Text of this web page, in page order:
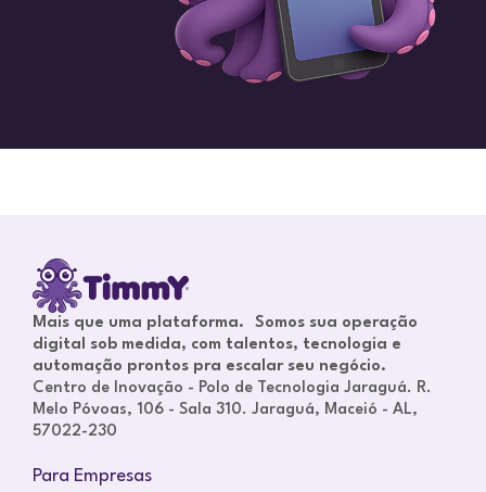
Mais que uma plataforma. Somos sua operação
digital sob medida, com talentos, tecnologia e
automação prontos pra escalar seu negócio.
Centro de Inovação - Polo de Tecnologia Jaraguá. R.
Melo Póvoas, 106 - Sala 310. Jaraguá, Maceió - AL,
57022-230
Para Empresas